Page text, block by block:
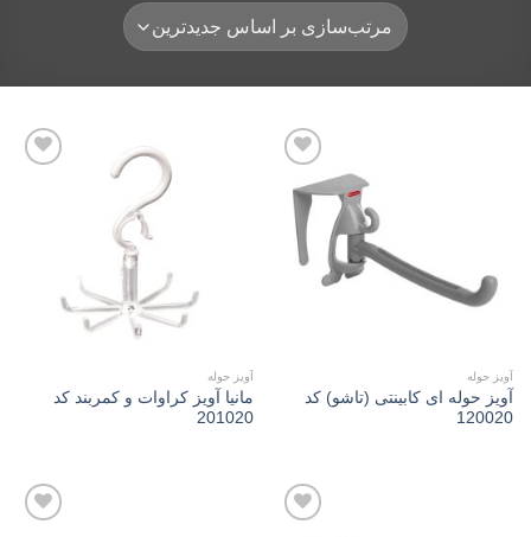
Add to
wishlist
آویز حوله
آويز حوله ای کابینتی (تاشو) کد
120020
آویز حوله
مانیا آویز کراوات و کمربند کد
201020